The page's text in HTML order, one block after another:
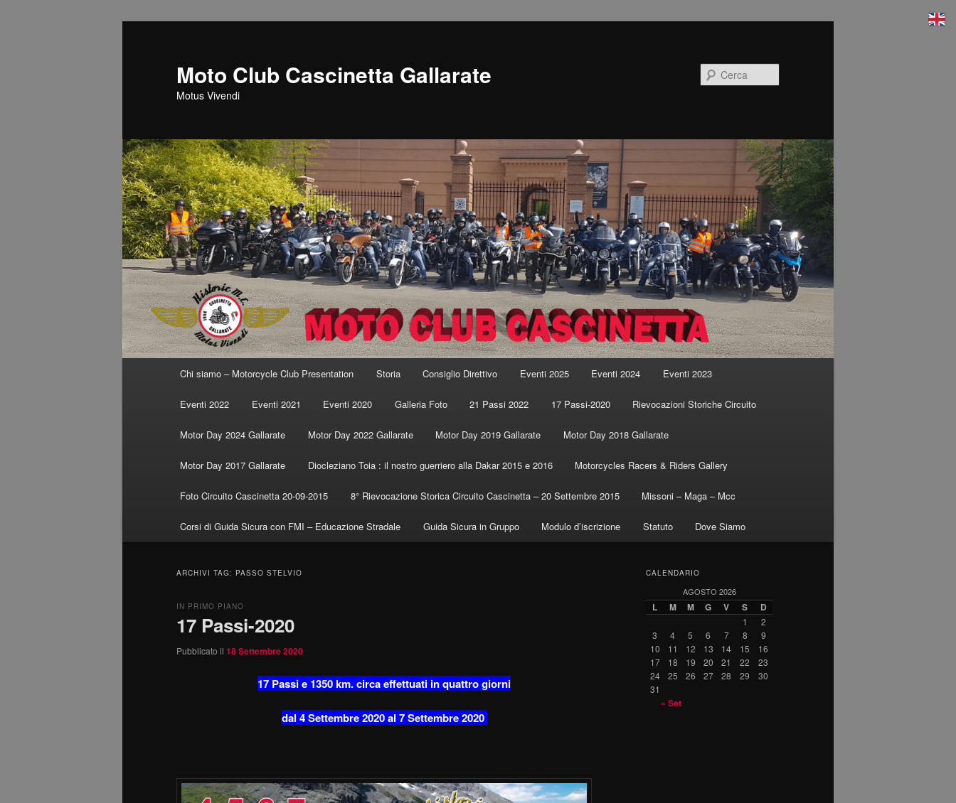
Moto Club Cascinetta Gallarate
Motus Vivendi
Chi siamo – Motorcycle Club Presentation Storia Consiglio Direttivo Eventi 2025 Eventi 2024 Eventi 2023
Eventi 2022 Eventi 2021 Eventi 2020 Galleria Foto 21 Passi 2022 17 Passi-2020 Rievocazioni Storiche Circuito
Motor Day 2024 Gallarate Motor Day 2022 Gallarate Motor Day 2019 Gallarate Motor Day 2018 Gallarate
Motor Day 2017 Gallarate Diocleziano Toia : il nostro guerriero alla Dakar 2015 e 2016 Motorcycles Racers & Riders Gallery
Foto Circuito Cascinetta 20-09-2015 8° Rievocazione Storica Circuito Cascinetta – 20 Settembre 2015 Missoni – Maga – Mcc
Corsi di Guida Sicura con FMI – Educazione Stradale Guida Sicura in Gruppo Modulo d’iscrizione Statuto Dove Siamo
ARCHIVI TAG: PASSO STELVIO
17 Passi-2020
IN PRIMO PIANO
Pubblicato il 18 Settembre 2020
17 Passi e 1350 km. circa effettuati in quattro giorni
dal 4 Settembre 2020 al 7 Settembre 2020
CALENDARIO
AGOSTO 2026
L M M G V S D
1
2
3
4 5 6 7 8
9
10
11 12 13 14 15
16
17
18 19 20 21 22
23
24
25 26 27 28 29
30
31
« Set